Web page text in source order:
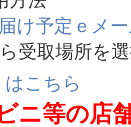
届け予定ｅメ
受取場所を
こちら
ニ等の店